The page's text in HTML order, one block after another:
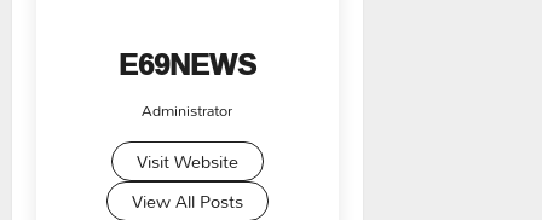
E69NEWS
Administrator
Visit Website
View All Posts